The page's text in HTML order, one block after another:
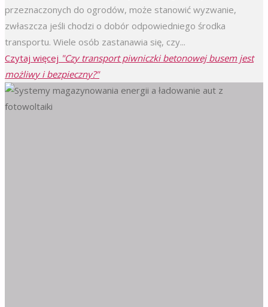
przeznaczonych do ogrodów, może stanowić wyzwanie,
zwłaszcza jeśli chodzi o dobór odpowiedniego środka
transportu. Wiele osób zastanawia się, czy...
Czytaj więcej "Czy transport piwniczki betonowej busem jest
możliwy i bezpieczny?"